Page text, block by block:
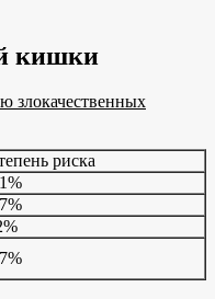
кишки
злокачественных
риска